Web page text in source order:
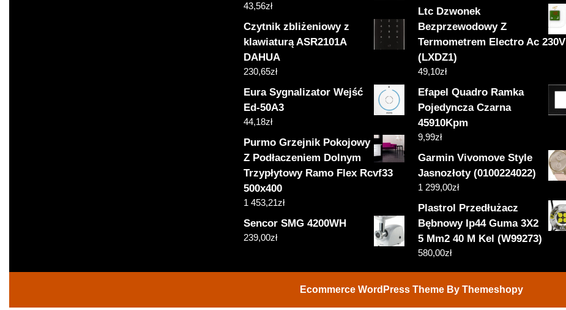
43,56zł
Czytnik zbliżeniowy z
klawiaturą ASR2101A
DAHUA
230,65zł
Eura Sygnalizator Wejść
Ed-50A3
44,18zł
Purmo Grzejnik Pokojowy
Z Podłaczeniem Dolnym
Trzypłytowy Ramo Flex Rcvf33
500x400
1 453,21zł
Sencor SMG 4200WH
239,00zł
Ltc Dzwonek
Bezprzewodowy Z
Termometrem Electro Ac 230V
(LXDZ1)
49,10zł
Efapel Quadro Ramka
Pojedyncza Czarna
45910Kpm
9,99zł
Garmin Vivomove Style
Jasnozłoty (0100224022)
1 299,00zł
Plastrol Przedłużacz
Bębnowy Ip44 Guma 3X2
5 Mm2 40 M Kel (W99273)
580,00zł
Ecommerce WordPress ThemeBy Themeshopy